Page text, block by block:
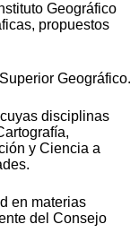
Geográfico
propuestos
Geográfico.
disciplinas
y Ciencia a
en materias
del Consejo